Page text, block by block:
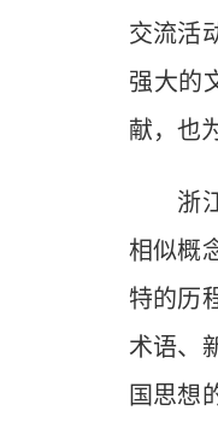
交流活
强大的
献，也
浙江
相似概
特的历
术语、
国思想